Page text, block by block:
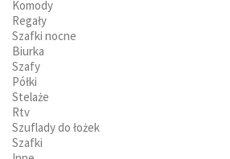
Komody
Regały
Szafki nocne
Biurka
Szafy
Półki
Stelaże
Rtv
Szuflady do łożek
Szafki